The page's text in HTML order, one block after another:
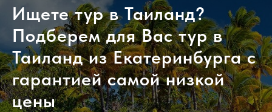
Ищете тур в Таиланд?
Подберем для Вас тур в
Таиланд из Екатеринбурга с
гарантией самой низкой
цены